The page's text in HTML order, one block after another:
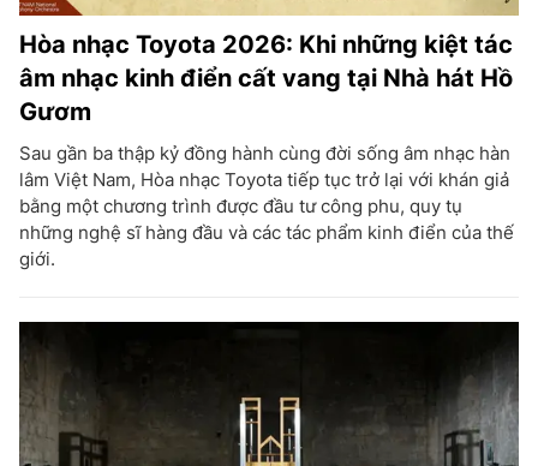
Hòa nhạc Toyota 2026: Khi những kiệt tác
âm nhạc kinh điển cất vang tại Nhà hát Hồ
Gươm
Sau gần ba thập kỷ đồng hành cùng đời sống âm nhạc hàn
lâm Việt Nam, Hòa nhạc Toyota tiếp tục trở lại với khán giả
bằng một chương trình được đầu tư công phu, quy tụ
những nghệ sĩ hàng đầu và các tác phẩm kinh điển của thế
giới.